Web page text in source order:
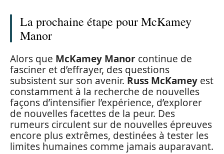
La prochaine étape pour McKamey
Manor
Alors que McKamey Manor continue de
fasciner et d’effrayer, des questions
subsistent sur son avenir. Russ McKamey est
constamment à la recherche de nouvelles
façons d’intensifier l’expérience, d’explorer
de nouvelles facettes de la peur. Des
rumeurs circulent sur de nouvelles épreuves
encore plus extrêmes, destinées à tester les
limites humaines comme jamais auparavant.